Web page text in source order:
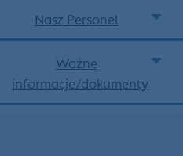
Nasz Personel
Ważne
informacje/dokumenty